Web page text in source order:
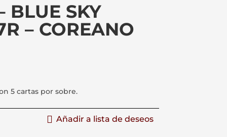
BLUE SKY
– COREANO
5 cartas por sobre.
Añadir a lista de deseos